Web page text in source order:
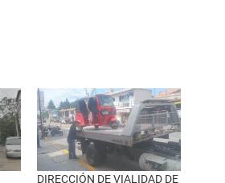
DIRECCIÓN DE VIALIDAD DE